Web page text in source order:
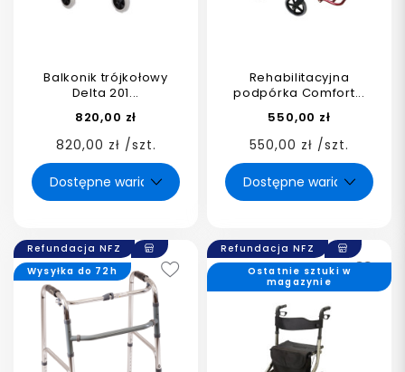
Balkonik trójkołowy
Delta 201...
820,00 zł
820,00 zł /szt.
Rehabilitacyjna
podpórka Comfort...
550,00 zł
550,00 zł /szt.
Refundacja NFZ
Wysyłka do 72h
Refundacja NFZ
Ostatnie sztuki w
magazynie